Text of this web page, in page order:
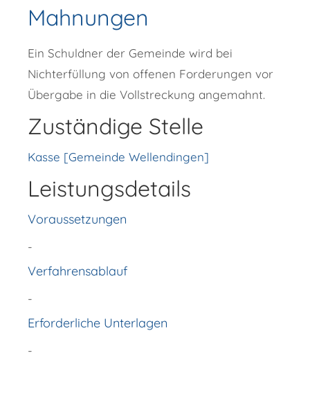
Mahnungen
Ein Schuldner der Gemeinde wird bei
Nichterfüllung von offenen Forderungen vor
Übergabe in die Vollstreckung angemahnt.
Zuständige Stelle
Kasse [Gemeinde Wellendingen]
Leistungsdetails
Voraussetzungen
-
Verfahrensablauf
-
Erforderliche Unterlagen
-